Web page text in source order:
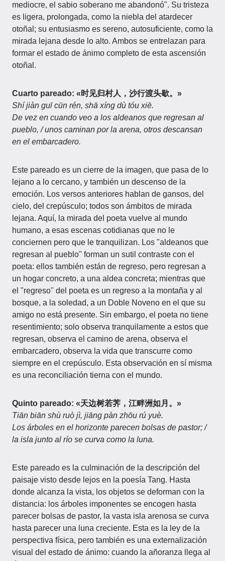
mediocre, el sabio soberano me abandonó". Su tristeza
es ligera, prolongada, como la niebla del atardecer
otoñal; su entusiasmo es sereno, autosuficiente, como la
mirada lejana desde lo alto. Ambos se entrelazan para
formar el estado de ánimo completo de esta ascensión
otoñal.
Cuarto pareado: «时见归村人，沙行渡头歇。»
Shí jiàn guī cūn rén, shā xíng dù tóu xiē.
De vez en cuando veo a los aldeanos que regresan al
pueblo, / unos caminan por la arena, otros descansan
en el embarcadero.
Este pareado es un cierre de la imagen, que pasa de lo
lejano a lo cercano, y también un descenso de la
emoción. Los versos anteriores hablan de gansos, del
cielo, del crepúsculo; todos son ámbitos de mirada
lejana. Aquí, la mirada del poeta vuelve al mundo
humano, a esas escenas cotidianas que no le
conciernen pero que le tranquilizan. Los "aldeanos que
regresan al pueblo" forman un sutil contraste con el
poeta: ellos también están de regreso, pero regresan a
un hogar concreto, a una aldea concreta; mientras que
el "regreso" del poeta es un regreso a la montaña y al
bosque, a la soledad, a un Doble Noveno en el que su
amigo no está presente. Sin embargo, el poeta no tiene
resentimiento; solo observa tranquilamente a estos que
regresan, observa el camino de arena, observa el
embarcadero, observa la vida que transcurre como
siempre en el crepúsculo. Esta observación en sí misma
es una reconciliación tierna con el mundo.
Quinto pareado: «天边树若荠，江畔洲如月。»
Tiān biān shù ruò jì, jiāng pàn zhōu rú yuè.
Los árboles en el horizonte parecen bolsas de pastor; /
la isla junto al río se curva como la luna.
Este pareado es la culminación de la descripción del
paisaje visto desde lejos en la poesía Tang. Hasta
donde alcanza la vista, los objetos se deforman con la
distancia: los árboles imponentes se encogen hasta
parecer bolsas de pastor, la vasta isla arenosa se curva
hasta parecer una luna creciente. Esta es la ley de la
perspectiva física, pero también es una externalización
visual del estado de ánimo: cuando la añoranza llega al